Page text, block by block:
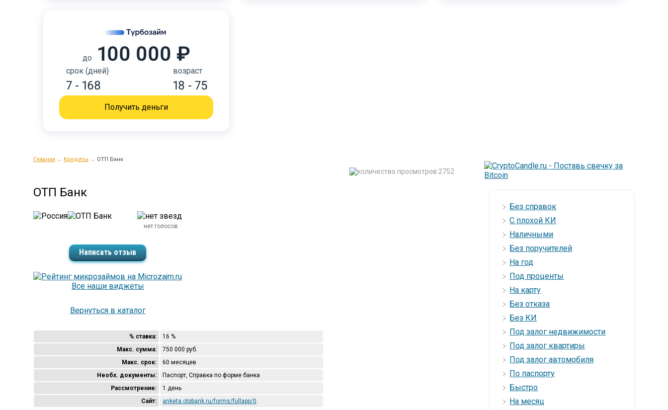
до 100 000 ₽
срок (дней)
7 - 168
возраст
18 - 75
Получить деньги
Главная → Кредиты → ОТП Банк
2752
ОТП Банк
нет голосов
Написать отзыв
Все наши виджеты
Вернуться в каталог
% ставка:
16 %
Макс. сумма:
750 000 руб.
Макс. срок:
60 месяцев
Необх. документы:
Паспорт, Справка по форме банка
Рассмотрение:
1 день
Сайт:
anketa.otpbank.ru/forms/fullapp/0
Без справок
С плохой КИ
Наличными
Без поручителей
На год
Под проценты
На карту
Без отказа
Без КИ
Под залог недвижимости
Под залог квартиры
Под залог автомобиля
По паспорту
Быстро
На месяц